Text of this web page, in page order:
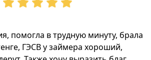
помогла в трудную минуту, брала
ГЭСВ у займера хороший,